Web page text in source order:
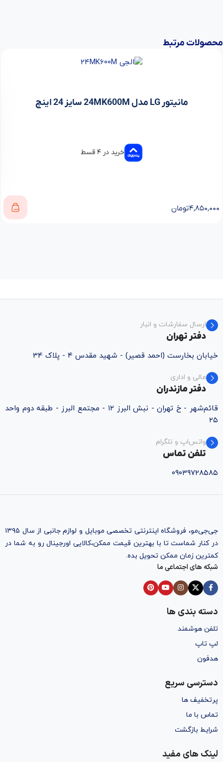
محصولات مرتبط
مانیتور LG مدل 24MK600M سایز 24 اینچ
خرید در ۴ قسط
۴,۸۵۰,۰۰۰تومان
ارسال سفارشات و انبار
دفتر تهران
خیابان بخارست (احمد قصیر) - شهید مقدس ۴ - پلاک 34
مالی و اداری
دفتر مازندران
قائم‌شهر - خ تهران - نبش البرز ۱۲ - مجتمع البرز - طبقه دوم واحد
۲۵
واتس‌اپ و تلگرام
تلفن تماس
۰۹۰۳۹۷۲۸۵۸۵
جی‌جی‌مو، فروشگاه اینترنتی تخصصی موبایل و لوازم جانبی از سال ۱۳۹۵
در کنار شماست تا با بهترین قیمت ممکن،‌کالایی اورجینال رو به شما در
کمترین زمان ممکن تحویل بده.
شبکه های اجتماعی ما
دسته بندی ها
تلفن هوشمند
لپ تاپ
هدفون
دسترسی سریع
پرتخفیف ها
تماس با ما
شرایط بازگشت
لینک های مفید